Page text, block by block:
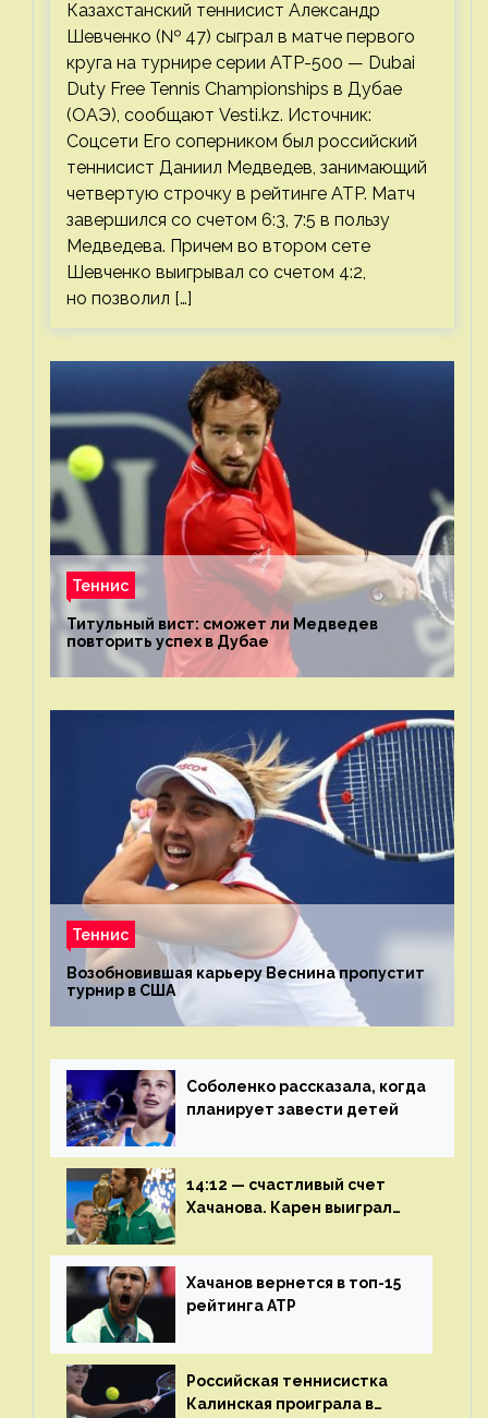
Казахстанский теннисист Александр
Шевченко (№ 47) сыграл в матче первого
круга на турнире серии ATP-500 — Dubai
Duty Free Tennis Championships в Дубае
(ОАЭ), сообщают Vesti.kz. Источник:
Соцсети Его соперником был российский
теннисист Даниил Медведев, занимающий
четвертую строчку в рейтинге ATP. Матч
завершился со счетом 6:3, 7:5 в пользу
Медведева. Причем во втором сете
Шевченко выигрывал со счетом 4:2,
но позволил […]
Теннис
Титульный вист: сможет ли Медведев
повторить успех в Дубае
Теннис
Возобновившая карьеру Веснина пропустит
турнир в США
Соболенко рассказала, когда
планирует завести детей
14:12 — счастливый счет
Хачанова. Карен выиграл
Хачанов вернется в топ-15
рейтинга ATP
Российская теннисистка
Калинская проиграла в